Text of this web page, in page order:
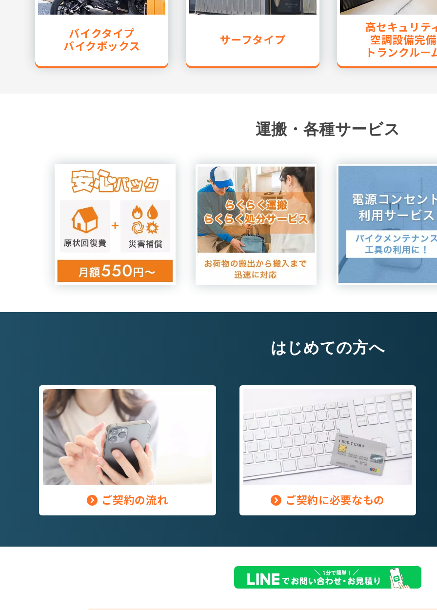
バイクタイプ
バイクボックス
サーフタイプ
高セキュリテ
空調設備完備
トランクルー
運搬・各種サービス
はじめての方へ
ご契約の流れ ご契約に必要なもの